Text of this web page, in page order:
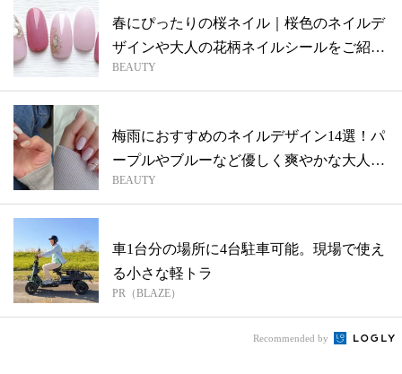
春にぴったりの桜ネイル｜桜色のネイルデ
ザインや大人の花柄ネイルシールをご紹
介！
BEAUTY
梅雨におすすめのネイルデザイン14選！パ
ープルやブルーなど優しく爽やかな大人ネ
イ...
BEAUTY
車1台分の場所に4台駐車可能。現場で使え
る小さな軽トラ
PR（BLAZE）
Recommended by